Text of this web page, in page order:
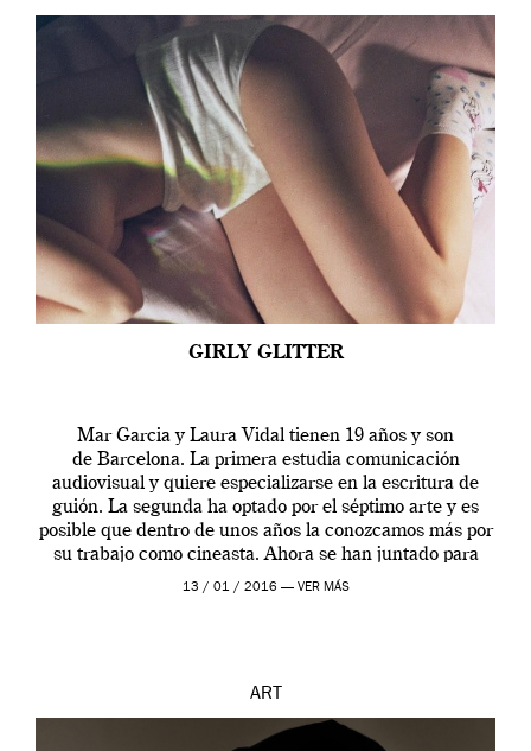
GIRLY GLITTER
Mar Garcia y Laura Vidal tienen 19 años y son
de Barcelona. La primera estudia comunicación
audiovisual y quiere especializarse en la escritura de
guión. La segunda ha optado por el séptimo arte y es
posible que dentro de unos años la conozcamos más por
su trabajo como cineasta. Ahora se han juntado para
contarnos una […]
13 / 01 / 2016 — VER MÁS
ART